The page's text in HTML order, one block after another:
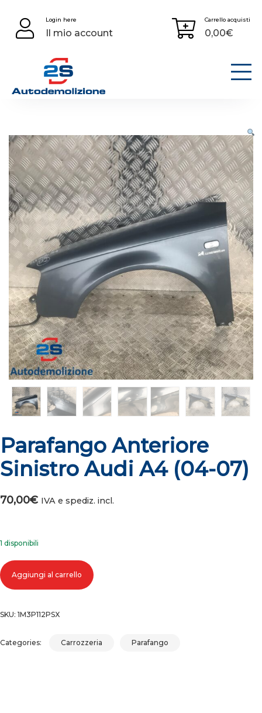
content
Login here
Il mio account
Carrello acquisti
0,00€
Parafango Anteriore
Sinistro Audi A4 (04-07)
70,00€ IVA e spediz. incl.
1 disponibili
Parafango anteriore sinistro audi a4 (04-07) quantità
Aggiungi al carrello
SKU: 1M3P112PSX
Categories: Carrozzeria Parafango